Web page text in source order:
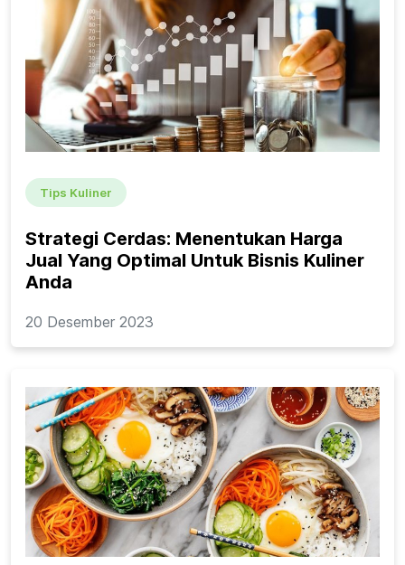
Tips Kuliner
Strategi Cerdas: Menentukan Harga
Jual Yang Optimal Untuk Bisnis Kuliner
Anda
20 Desember 2023